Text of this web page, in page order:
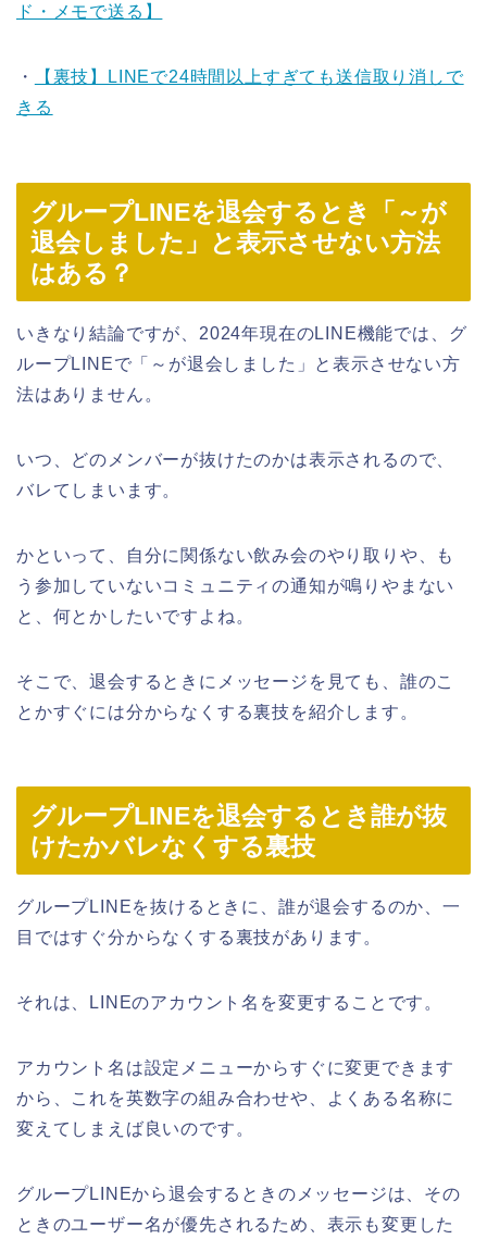
ド・メモで送る】
・
【裏技】LINEで24時間以上すぎても送信取り消しで
きる
グループLINEを退会するとき「～が
退会しました」と表示させない方法
はある？
いきなり結論ですが、2024年現在のLINE機能では、グ
ループLINEで「～が退会しました」と表示させない方
法はありません。
いつ、どのメンバーが抜けたのかは表示されるので、
バレてしまいます。
かといって、自分に関係ない飲み会のやり取りや、も
う参加していないコミュニティの通知が鳴りやまない
と、何とかしたいですよね。
そこで、退会するときにメッセージを見ても、誰のこ
とかすぐには分からなくする裏技を紹介します。
グループLINEを退会するとき誰が抜
けたかバレなくする裏技
グループLINEを抜けるときに、誰が退会するのか、一
目ではすぐ分からなくする裏技があります。
それは、LINEのアカウント名を変更することです。
アカウント名は設定メニューからすぐに変更できます
から、これを英数字の組み合わせや、よくある名称に
変えてしまえば良いのです。
グループLINEから退会するときのメッセージは、その
ときのユーザー名が優先されるため、表示も変更した